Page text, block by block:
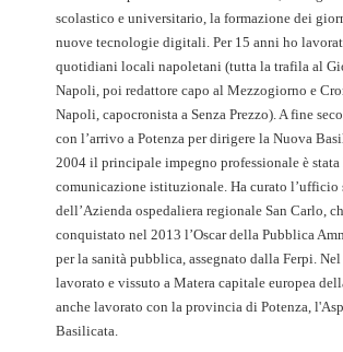
scolastico e universitario, la formazione dei
nuove tecnologie digitali. Per 15 anni ho
quotidiani locali napoletani (tutta la trafila al
Napoli, poi redattore capo al Mezzogiorno e
Napoli, capocronista a Senza Prezzo). A fine
con l’arrivo a Potenza per dirigere la Nuova
2004 il principale impegno professionale è stata
comunicazione istituzionale. Ha curato l’ufficio
dell’Azienda ospedaliera regionale San Carlo,
conquistato nel 2013 l’Oscar della Pubblica
per la sanità pubblica, assegnato dalla Ferpi.
lavorato e vissuto a Matera capitale europea
anche lavorato con la provincia di Potenza,
Basilicata.